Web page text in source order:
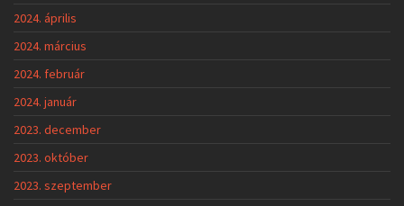
2024. április
2024. március
2024. február
2024. január
2023. december
2023. október
2023. szeptember